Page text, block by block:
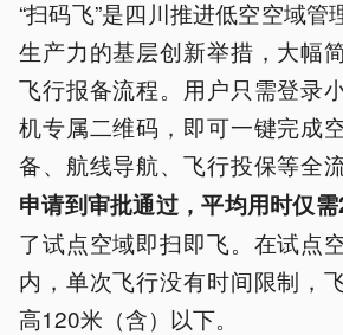
“扫码飞”是四川推进低空空域
生产力的基层创新举措，大幅
飞行报备流程。用户只需登录
机专属二维码，即可一键完成
备、航线导航、飞行投保等全流
申请到审批通过，平均用时仅
了试点空域即扫即飞。在试点
内，单次飞行没有时间限制，
高120米（含）以下。